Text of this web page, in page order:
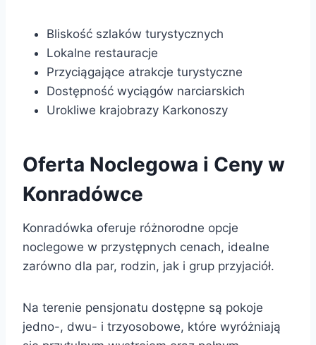
Bliskość szlaków turystycznych
Lokalne restauracje
Przyciągające atrakcje turystyczne
Dostępność wyciągów narciarskich
Urokliwe krajobrazy Karkonoszy
Oferta Noclegowa i Ceny w
Konradówce
Konradówka oferuje różnorodne opcje
noclegowe w przystępnych cenach, idealne
zarówno dla par, rodzin, jak i grup przyjaciół.
Na terenie pensjonatu dostępne są pokoje
jedno-, dwu- i trzyosobowe, które wyróżniają